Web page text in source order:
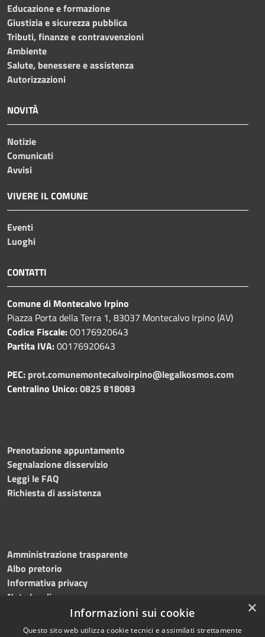
Educazione e formazione
Giustizia e sicurezza pubblica
Tributi, finanze e contravvenzioni
Ambiente
Salute, benessere e assistenza
Autorizzazioni
NOVITÀ
Notizie
Comunicati
Avvisi
VIVERE IL COMUNE
Eventi
Luoghi
CONTATTI
Comune di Montecalvo Irpino
Piazza Porta della Terra 1, 83037 Montecalvo Irpino (AV)
Codice Fiscale:00176920643
Partita IVA:00176920643
PEC: prot.comunemontecalvoirpino@legalkosmos.com
Centralino Unico:0825 818083
Prenotazione appuntamento
Segnalazione disservizio
Leggi le FAQ
Richiesta di assistenza
Amministrazione trasparente
Albo pretorio
Informativa privacy
Note legali
Dichiarazione di accessibilità
×
Informazioni sui cookie
Questo sito web utilizza cookie tecnici e assimilati strettamente